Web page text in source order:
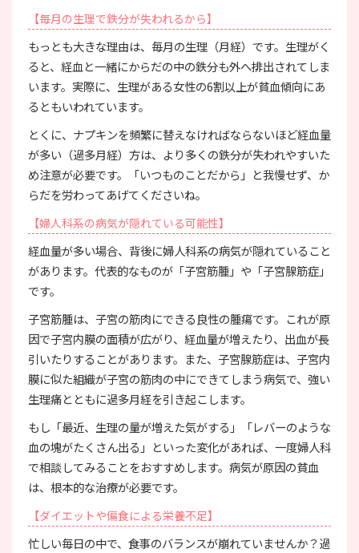
【毎月の生理で鉄分が失われるから】
もっとも大きな理由は、毎月の生理（月経）です。生理がく
ると、経血と一緒にからだの中の鉄分も外へ排出されてしま
います。実際に、生理がある女性の6割以上が貧血傾向にあ
るともいわれています。
とくに、ナプキンを頻繁に替えなければならないほど経血量
が多い（過多月経）方は、より多くの鉄分が失われやすいた
め注意が必要です。「いつものことだから」と我慢せず、か
らだを労わってあげてくださいね。
【婦人科系の病気が隠れている可能性】
経血量が多い場合、背後に婦人科系の病気が隠れていること
があります。代表的なものが「子宮筋腫」や「子宮腺筋症」
です。
子宮筋腫は、子宮の筋肉にできる良性の腫瘍です。これが原
因で子宮内膜の面積が広がり、経血量が増えたり、出血が長
引いたりすることがあります。また、子宮腺筋症は、子宮内
膜に似た組織が子宮の筋肉の中にできてしまう病気で、強い
生理痛とともに過多月経を引き起こします。
もし「最近、生理の量が増えた気がする」「レバーのような
血の塊がたくさん出る」といった変化があれば、一度婦人科
で相談してみることをおすすめします。病気が原因の貧血
は、根本的な治療が必要です。
【ダイエットや偏食による栄養不足】
忙しい毎日の中で、食事のバランスが崩れていませんか？過